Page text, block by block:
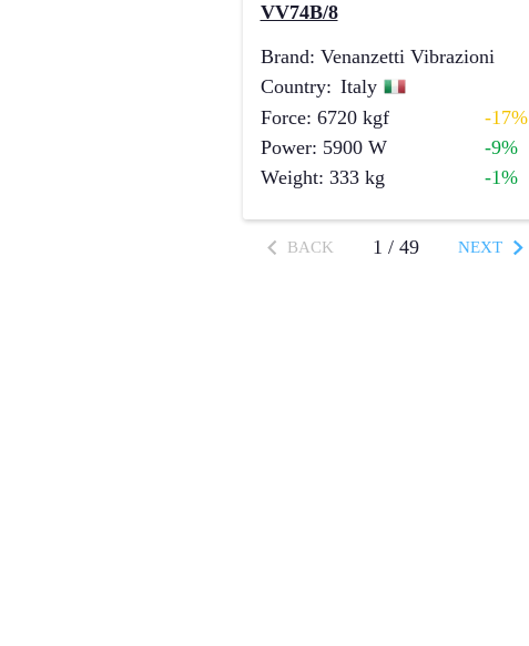
VV74B/8
Brand: Venanzetti Vibrazioni
Country: Italy
Force: 6720 kgf
-17%
Power: 5900 W
-9%
Weight: 333 kg -1%
BACK 1 /49 NEXT